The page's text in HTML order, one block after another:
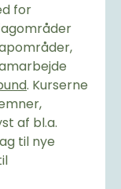
for
. Kurserne
af bl.a.
til nye